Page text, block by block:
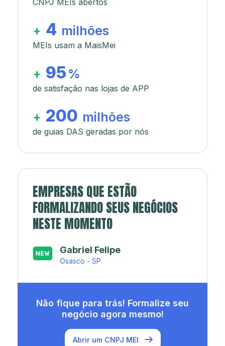
CNPJ MEIs abertos
+ 4 milhões
MEIs usam a MaisMei
+ 95 %
de satisfação nas lojas de APP
+ 200 milhões
de guias DAS geradas por nós
EMPRESAS QUE ESTÃO
FORMALIZANDO SEUS NEGÓCIOS
NESTE MOMENTO
Japa’s açaí e sorveteria
Rio de Janeiro - RJ
Não fique para trás! Formalize seu
negócio agora mesmo!
Abrir um CNPJ MEI